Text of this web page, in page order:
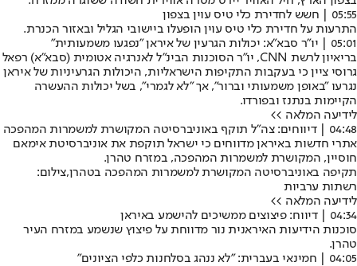
05:55 | חשש לחדירת כלי טיס עוין בצפון
התרעות על חדירת כלי טיס עוין הופעלו ביישובי הגליל ובאזור הכנרת.
05:01 | יו"ר סבא"א: יכולות הגרעין של איראן "נפגעו משמעותית"
בריאיון לרשת CNN, יו"ר הסוכנות הבינ"ל לאנרגיה אטומית (סבא"א) רפאל
גרוסי ציין כי בעקבות התקיפות הישראליות, היכולות הגרעיניות של איראן
נגרעו "באופן משמעותי וברור", אך "לא לגמרי", בשל יכולות ההעשרה
הקיימות בנתנז ובפורדו.
לידיעה המלאה >>
04:48 | דיווחים: צה"ל תוקף באוניברסיטה המקושרת למשמרות המהפכה
אתרי חדשות באיראן מדווחים כי ישראל תוקפת את אוניברסיטת אימאם
חוסיין, המקושרת למשמרות המהפכה, במזרח טהרן.
תקיפה באוניברסיטה המקושרת למשמרות המהפכה בטהרן,צילום:
רשתות ערביות
לידיעה המלאה >>
04:34 | דיווח: פיצוצים ממשיכים להישמע באיראן
סוכנות הידיעות האיראנית נור מדווחת על פיצוץ שנשמע במזרח העיר
טהרן.
04:05 | חמינאי בעברית: "לא ננהג בסלחנות כלפי הציונים"